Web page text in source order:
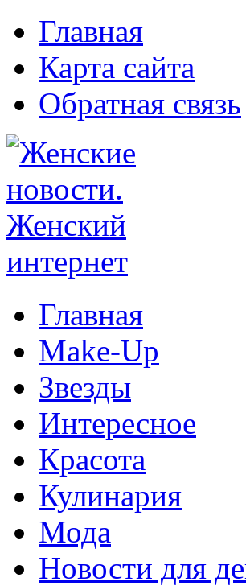
Главная
Карта сайта
Обратная связь
Главная
Make-Up
Звезды
Интересное
Красота
Кулинария
Мода
Новости для